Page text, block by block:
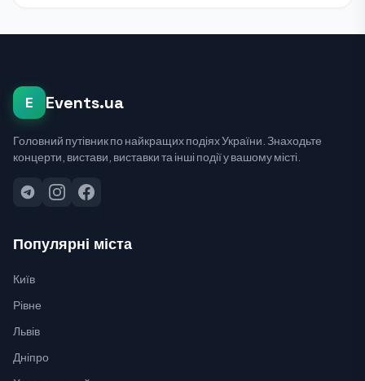
E Events.ua
Головний путівник по найкращих подіях України. Знаходьте
концерти, вистави, виставки та інші події у вашому місті.
Популярні міста
Київ
Рівне
Львів
Дніпро